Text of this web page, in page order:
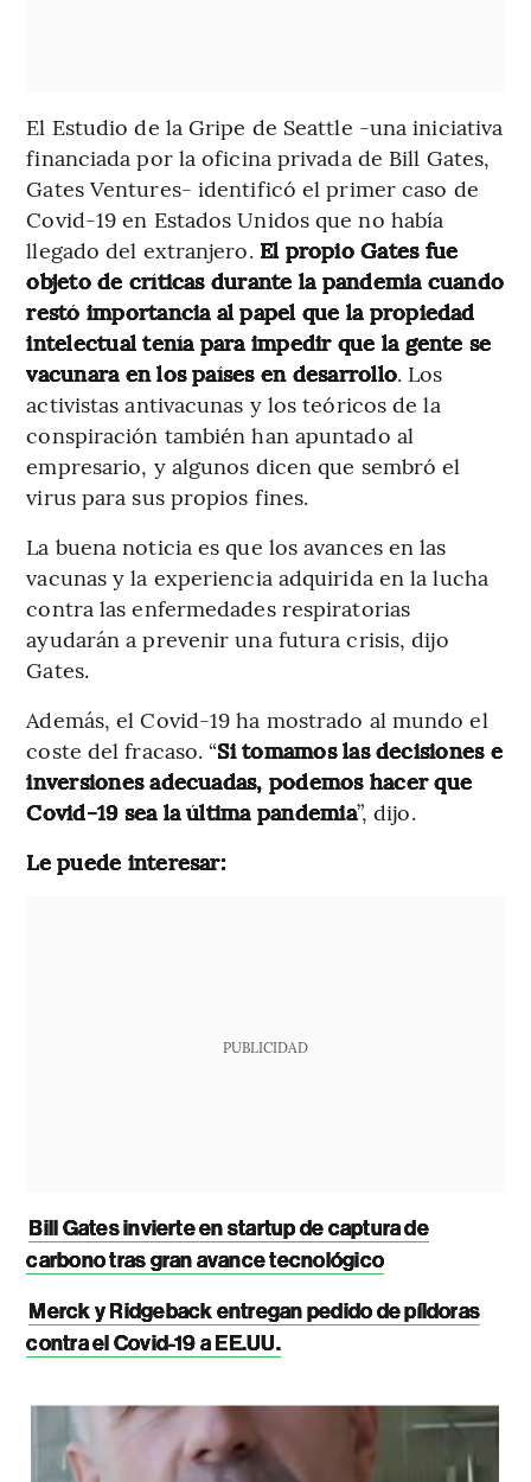
El Estudio de la Gripe de Seattle -una iniciativa
financiada por la oficina privada de Bill Gates,
Gates Ventures- identificó el primer caso de
Covid-19 en Estados Unidos que no había
llegado del extranjero. El propio Gates fue
objeto de críticas durante la pandemia cuando
restó importancia al papel que la propiedad
intelectual tenía para impedir que la gente se
vacunara en los países en desarrollo. Los
activistas antivacunas y los teóricos de la
conspiración también han apuntado al
empresario, y algunos dicen que sembró el
virus para sus propios fines.
La buena noticia es que los avances en las
vacunas y la experiencia adquirida en la lucha
contra las enfermedades respiratorias
ayudarán a prevenir una futura crisis, dijo
Gates.
Además, el Covid-19 ha mostrado al mundo el
coste del fracaso. “Si tomamos las decisiones e
inversiones adecuadas, podemos hacer que
Covid-19 sea la última pandemia”, dijo.
Le puede interesar:
PUBLICIDAD
Bill Gates invierte en startup de captura de
carbono tras gran avance tecnológico
Merck y Ridgeback entregan pedido de píldoras
contra el Covid-19 a EE.UU.